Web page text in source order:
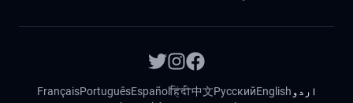
اردو English
Русский
中文
हिंदी
Español
Português
Français